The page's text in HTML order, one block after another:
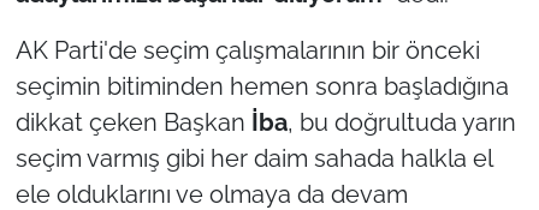
AK Parti'de seçim çalışmalarının bir önceki
seçimin bitiminden hemen sonra başladığına
dikkat çeken Başkan İba, bu doğrultuda yarın
seçim varmış gibi her daim sahada halkla el
ele olduklarını ve olmaya da devam
İş Dünyası
Bilim Teknoloji
English News
Canlı Maç